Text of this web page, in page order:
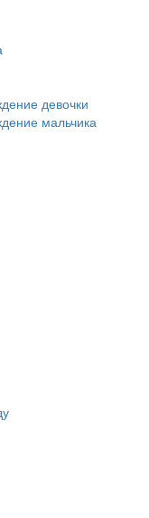
девочки
мальчика